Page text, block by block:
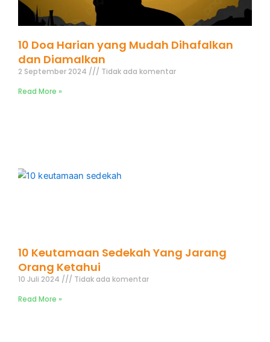
10 Doa Harian yang Mudah Dihafalkan
dan Diamalkan
2 September 2024
Tidak ada komentar
Read More »
10 Keutamaan Sedekah Yang Jarang
Orang Ketahui
10 Juli 2024
Tidak ada komentar
Read More »